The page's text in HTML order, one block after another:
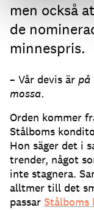
men också
de
minnespris.
– Vår devis är på
mossa.
Orden kommer
Stålboms
Hon säger det i
trender, något
inte stagnera.
alltmer till det
passar Stålboms